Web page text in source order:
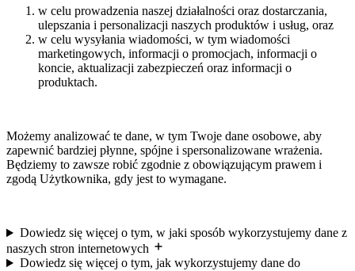
w celu prowadzenia naszej działalności oraz dostarczania,
ulepszania i personalizacji naszych produktów i usług, oraz
w celu wysyłania wiadomości, w tym wiadomości
marketingowych, informacji o promocjach, informacji o
koncie, aktualizacji zabezpieczeń oraz informacji o
produktach.
Możemy analizować te dane, w tym Twoje dane osobowe, aby
zapewnić bardziej płynne, spójne i spersonalizowane wrażenia.
Będziemy to zawsze robić zgodnie z obowiązującym prawem i
zgodą Użytkownika, gdy jest to wymagane.
Dowiedz się więcej o tym, w jaki sposób wykorzystujemy dane z
naszych stron internetowych
Dowiedz się więcej o tym, jak wykorzystujemy dane do